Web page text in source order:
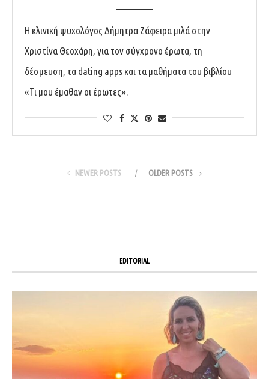
Η κλινική ψυχολόγος Δήμητρα Ζάφειρα μιλά στην
Χριστίνα Θεοχάρη, για τον σύγχρονο έρωτα, τη
δέσμευση, τα dating apps και τα μαθήματα του βιβλίου
«Τι μου έμαθαν οι έρωτες».
NEWER POSTS OLDER POSTS
EDITORIAL